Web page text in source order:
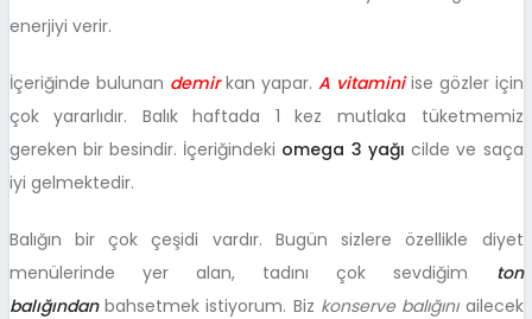
enerjiyi verir.
İçeriğinde bulunan demirkan yapar. A vitaminiise gözler için
çok yararlıdır. Balık haftada 1 kez mutlaka tüketmemiz
gereken bir besindir. İçeriğindeki omega 3 yağı cilde ve saça
iyi gelmektedir.
Balığın bir çok çeşidi vardır. Bugün sizlere özellikle diyet
menülerinde yer alan, tadını çok sevdiğim ton
balığındanbahsetmek istiyorum. Biz konserve balığınıailecek